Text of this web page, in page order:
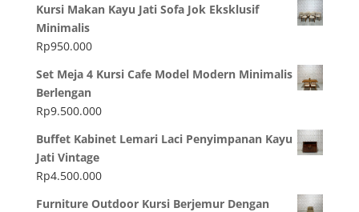
Kursi Makan Kayu Jati Sofa Jok Eksklusif
Minimalis
Rp950.000
Set Meja 4 Kursi Cafe Model Modern Minimalis
Berlengan
Rp9.500.000
Buffet Kabinet Lemari Laci Penyimpanan Kayu
Jati Vintage
Rp4.500.000
Furniture Outdoor Kursi Berjemur Dengan